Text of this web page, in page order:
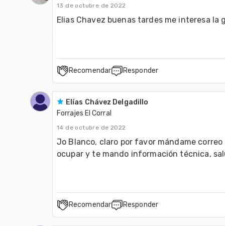
13 de octubre de 2022
Elias Chavez buenas tardes me interesa
Recomendar Responder
Elías Chávez Delgadillo
Forrajes El Corral
14 de octubre de 2022
Jo Blanco, claro por favor mándame
ocupar y te mando información técnica,
Recomendar Responder